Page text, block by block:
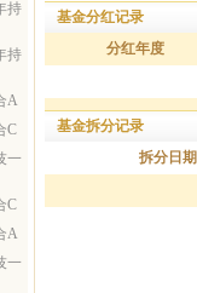
持
持
A
C
一
C
A
一
基金分红记录
分红年度
基金拆分记录
拆分日期